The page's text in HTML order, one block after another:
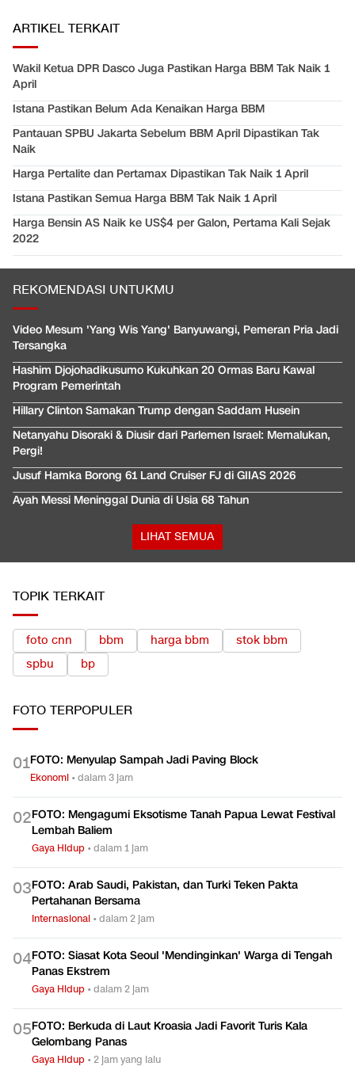
ARTIKEL TERKAIT
Wakil Ketua DPR Dasco Juga Pastikan Harga BBM Tak Naik 1
April
Istana Pastikan Belum Ada Kenaikan Harga BBM
Pantauan SPBU Jakarta Sebelum BBM April Dipastikan Tak
Naik
Harga Pertalite dan Pertamax Dipastikan Tak Naik 1 April
Istana Pastikan Semua Harga BBM Tak Naik 1 April
Harga Bensin AS Naik ke US$4 per Galon, Pertama Kali Sejak
2022
REKOMENDASI UNTUKMU
Video Mesum 'Yang Wis Yang' Banyuwangi, Pemeran Pria Jadi
Tersangka
Hashim Djojohadikusumo Kukuhkan 20 Ormas Baru Kawal
Program Pemerintah
Hillary Clinton Samakan Trump dengan Saddam Husein
Netanyahu Disoraki & Diusir dari Parlemen Israel: Memalukan,
Pergi!
Jusuf Hamka Borong 61 Land Cruiser FJ di GIIAS 2026
Ayah Messi Meninggal Dunia di Usia 68 Tahun
LIHAT SEMUA
TOPIK TERKAIT
foto cnn bbm harga bbm
stok bbm
spbu
bp
FOTO TERPOPULER
01FOTO: Menyulap Sampah Jadi Paving Block
Ekonomi •dalam 3 jam
02FOTO: Mengagumi Eksotisme Tanah Papua Lewat Festival
Lembah Baliem
Gaya Hidup •dalam 1 jam
03FOTO: Arab Saudi, Pakistan, dan Turki Teken Pakta
Pertahanan Bersama
Internasional •dalam 2 jam
04FOTO: Siasat Kota Seoul 'Mendinginkan' Warga di Tengah
Panas Ekstrem
Gaya Hidup •dalam 2 jam
05FOTO: Berkuda di Laut Kroasia Jadi Favorit Turis Kala
Gelombang Panas
Gaya Hidup •2 jam yang lalu